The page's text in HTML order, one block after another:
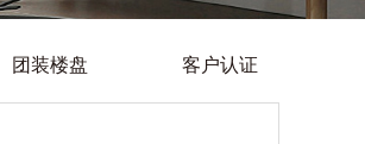
团装楼盘 客户认证